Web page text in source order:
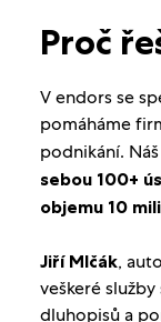
Proč
V endors se
pomáháme
podnikání.
sebou 100+
objemu 10
Jiří Mlčák,
veškeré
dluhopisů a